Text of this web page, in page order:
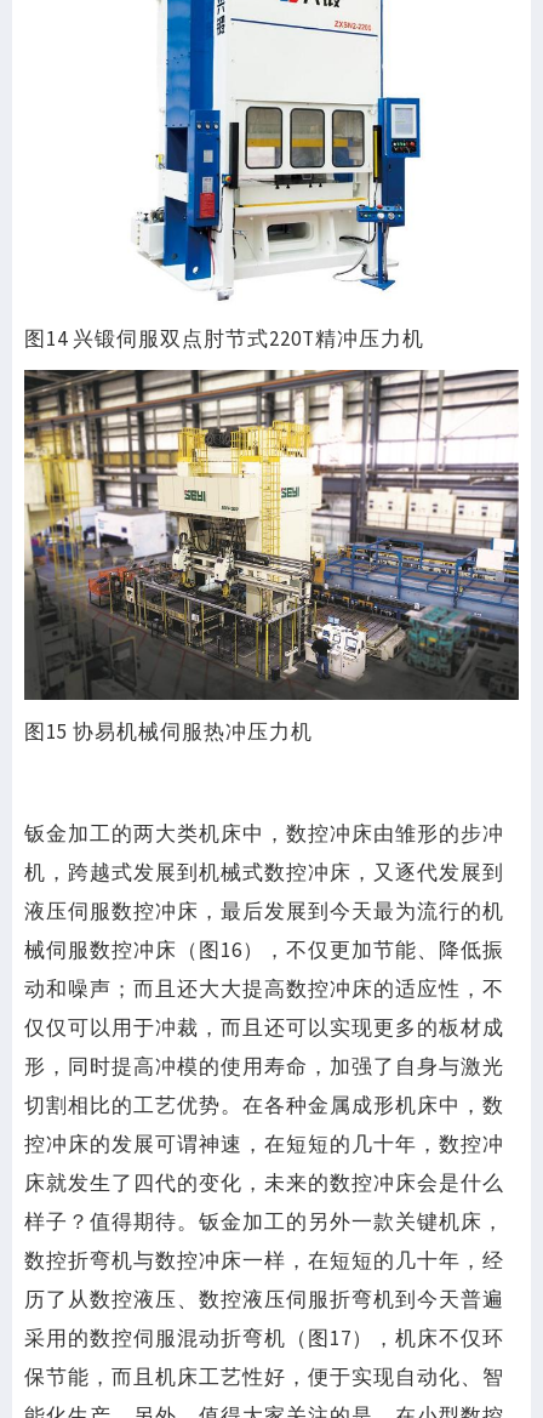
图14 兴锻伺服双点肘节式220T精冲压力机
图15 协易机械伺服热冲压力机
钣金加工的两大类机床中，数控冲床由雏形的步冲
机，跨越式发展到机械式数控冲床，又逐代发展到
液压伺服数控冲床，最后发展到今天最为流行的机
械伺服数控冲床（图16），不仅更加节能、降低振
动和噪声；而且还大大提高数控冲床的适应性，不
仅仅可以用于冲裁，而且还可以实现更多的板材成
形，同时提高冲模的使用寿命，加强了自身与激光
切割相比的工艺优势。在各种金属成形机床中，数
控冲床的发展可谓神速，在短短的几十年，数控冲
床就发生了四代的变化，未来的数控冲床会是什么
样子？值得期待。钣金加工的另外一款关键机床，
数控折弯机与数控冲床一样，在短短的几十年，经
历了从数控液压、数控液压伺服折弯机到今天普遍
采用的数控伺服混动折弯机（图17），机床不仅环
保节能，而且机床工艺性好，便于实现自动化、智